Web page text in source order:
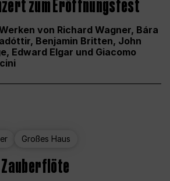
zum Eröffnungsfest
von Richard Wagner, Bára
Benjamin Britten, John
Edward Elgar und Giacomo
Großes Haus